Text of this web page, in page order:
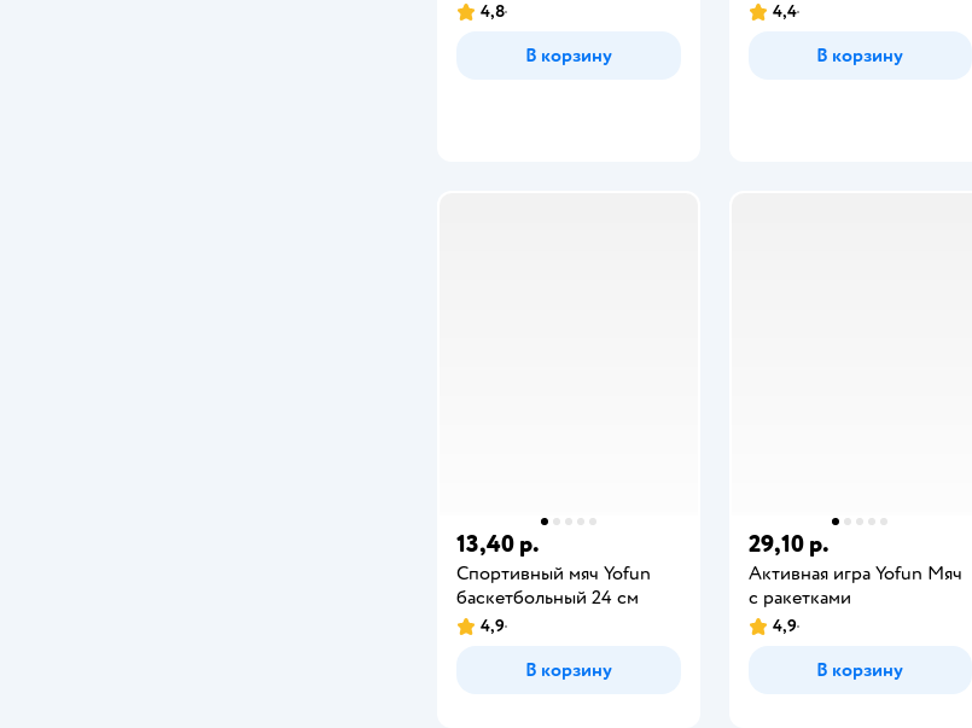
4,8
В корзину
4,4
В корзину
13,40 р.
Спортивный мяч Yofun
баскетбольный 24 см
4,9
В корзину
29,10 р.
Активная игра Yofun Мяч
с ракетками
4,9
В корзину